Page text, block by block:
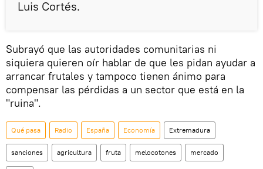
Luis Cortés.
Subrayó que las autoridades comunitarias ni
siquiera quieren oír hablar de que les pidan ayudar a
arrancar frutales y tampoco tienen ánimo para
compensar las pérdidas a un sector que está en la
"ruina".
Qué pasa Radio España Economía Extremadura
sanciones agricultura fruta melocotones mercado